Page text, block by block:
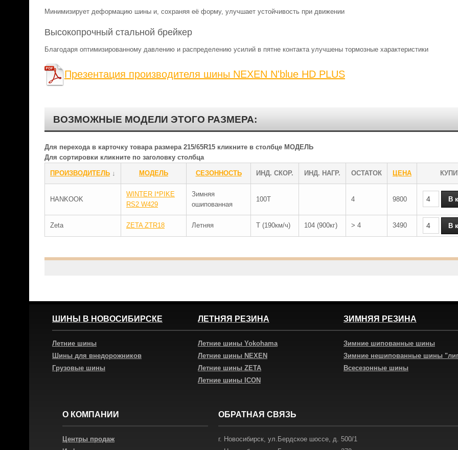
Минимизирует деформацию шины и, сохраняя её форму, улучшает устойчивость при движении
Высокопрочный стальной брейкер
Благодаря оптимизированному давлению и распределению усилий в пятне контакта улучшены тормозные характеристики
Презентация производителя шины NEXEN N'blue HD PLUS
ВОЗМОЖНЫЕ МОДЕЛИ ЭТОГО РАЗМЕРА:
Для перехода в карточку товара размера 215/65R15 кликните в столбце МОДЕЛЬ
Для сортировки кликните по заголовку столбца
ПРОИЗВОДИТЕЛЬ ↓ МОДЕЛЬ СЕЗОННОСТЬ ИНД. СКОР. ИНД. НАГР. ОСТАТОК ЦЕНА
HANKOOK
WINTER I*PIKE
RS2 W429
Зимняя
ошипованная
100T 4 9800
Zeta ZETA ZTR18 Летняя T (190км/ч) 104 (900кг) > 4 3490
ШИНЫ В НОВОСИБИРСКЕ
Летние шины
Шины для внедорожников
Грузовые шины
ЛЕТНЯЯ РЕЗИНА
Летние шины Yokohama
Летние шины NEXEN
Летние шины ZETA
Летние шины ICON
ЗИМНЯЯ РЕЗИНА
Зимние шипованные шины
Зимние нешипованные шины
Всесезонные шины
О КОМПАНИИ
Центры продаж
ОБРАТНАЯ СВЯЗЬ
г. Новосибирск, ул.Бердское шоссе, д. 500/1